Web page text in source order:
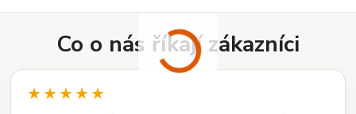
Co o nás říkají zákazníci
★★★★★